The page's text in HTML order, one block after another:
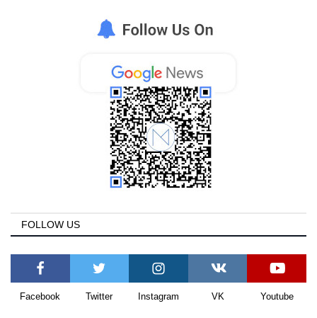
FOLLOW US
Facebook Twitter Instagram VK Youtube